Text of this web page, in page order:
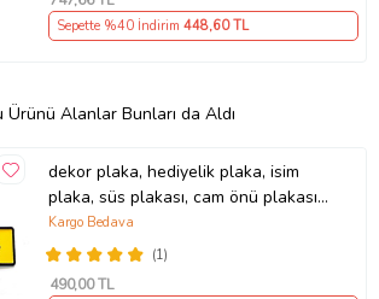
Sepette %40 İndirim 448,60 TL
Ürünü Alanlar Bunları da Aldı
dekor plaka, hediyelik plaka, isim
plaka, süs plakası, cam önü plakası,
tırcı plakası (Sarı-Siyah)
(1)
Kargo Bedava
490,00 TL